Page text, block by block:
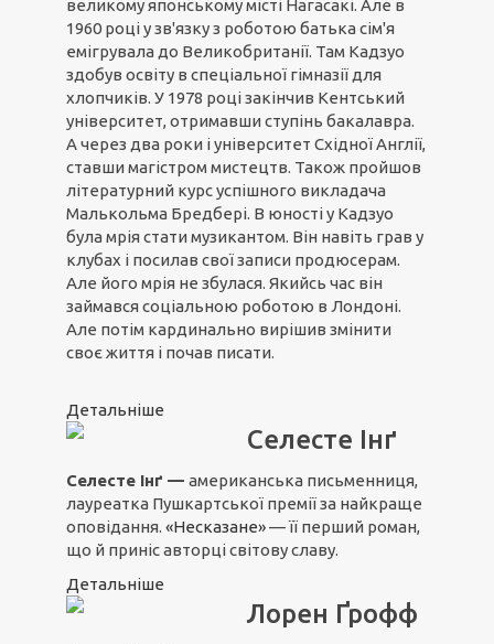
великому японському місті Нагасакі. Але в
1960 році у зв'язку з роботою батька сім'я
емігрувала до Великобританії. Там Кадзуо
здобув освіту в спеціальної гімназії для
хлопчиків. У 1978 році закінчив Кентський
університет, отримавши ступінь бакалавра.
А через два роки і університет Східної Англії,
ставши магістром мистецтв. Також пройшов
літературний курс успішного викладача
Малькольма Бредбері. В юності у Кадзуо
була мрія стати музикантом. Він навіть грав у
клубах і посилав свої записи продюсерам.
Але його мрія не збулася. Якийсь час він
займався соціальною роботою в Лондоні.
Але потім кардинально вирішив змінити
своє життя і почав писати.
Детальніше
Селесте Інґ
Селесте Інґ — американська письменниця,
лауреатка Пушкартської премії за найкраще
оповідання. «Несказане»— її перший роман,
що й приніс авторці світову славу.
Детальніше
Лорен Ґрофф